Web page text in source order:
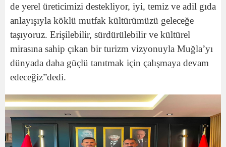
de yerel üreticimizi destekliyor, iyi, temiz ve adil gıda
anlayışıyla köklü mutfak kültürümüzü geleceğe
taşıyoruz. Erişilebilir, sürdürülebilir ve kültürel
mirasına sahip çıkan bir turizm vizyonuyla Muğla’yı
dünyada daha güçlü tanıtmak için çalışmaya devam
edeceğiz”dedi.